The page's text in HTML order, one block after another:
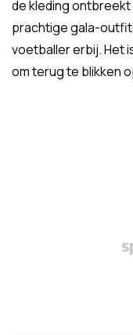
de kleding
prachtige gala-
voetballer erbij. Het
om terug te blikken